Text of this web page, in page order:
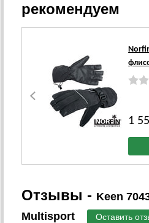
рекомендуем
1
Отзывы - Keen
Multisport
Оставить